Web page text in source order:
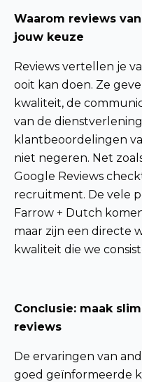
Waarom reviews
jouw keuze
Reviews vertellen je
ooit kan doen. Ze
kwaliteit, de
van de
klantbeoordelingen
niet negeren. Net
Google Reviews
recruitment. De vele
Farrow + Dutch
maar zijn een directe
kwaliteit die we
Conclusie: maak
reviews
De ervaringen van
goed geïnformeerde